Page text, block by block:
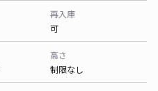
再入庫
可
高さ
制限なし